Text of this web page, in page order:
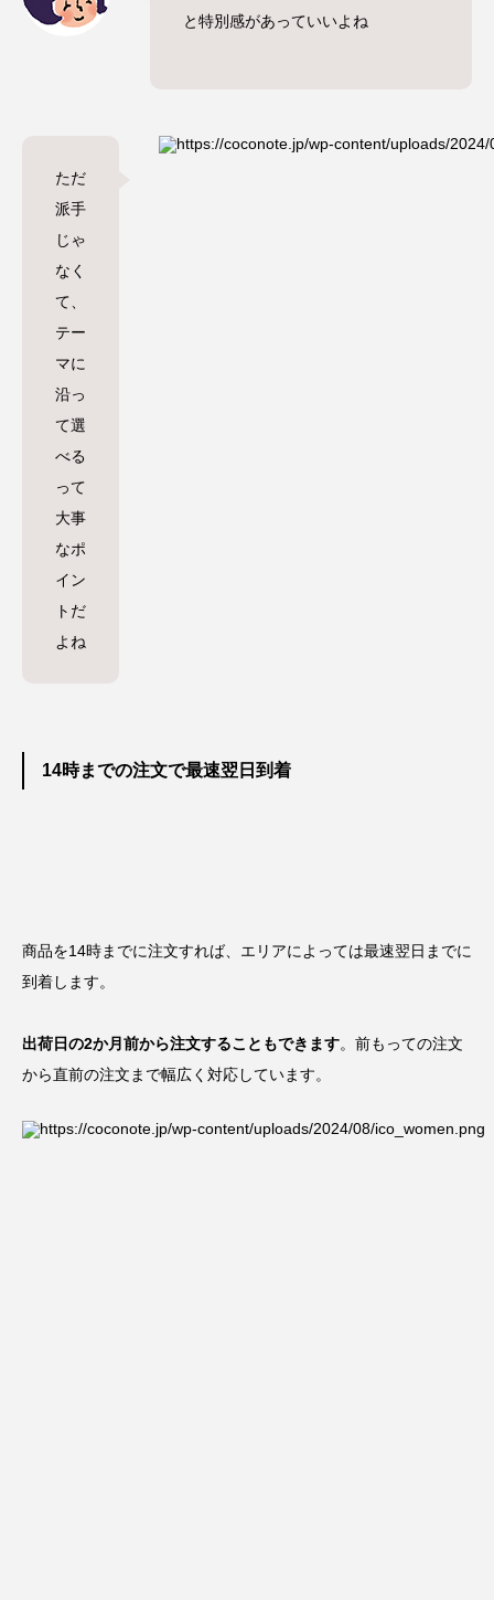
と特別感があっていいよね
ただ
派手
じゃ
なく
て、
テー
マに
沿っ
て選
べる
って
大事
なポ
イン
トだ
よね
14時までの注文で最速翌日到着
商品を14時までに注文すれば、エリアによっては最速翌日までに
到着します。
出荷日の2か月前から注文することもできます。前もっての注文
から直前の注文まで幅広く対応しています。